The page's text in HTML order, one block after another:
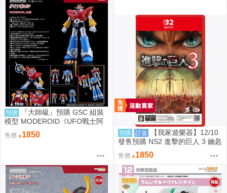
預購
『大師級』預購 GSC 組裝
模型 MODEROID《UFO戰士阿
波羅》大阿波羅
售價 1850 預購 訂金
【我家遊樂器】12/10
發售預購 NS2 進擊的巨人 3 鑰匙
卡 普通版日版
售價 1850